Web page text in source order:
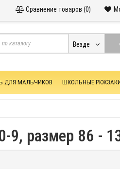
Сравнение товаров (0)
Везде
ДЛЯ МАЛЬЧИКОВ ШКОЛЬНЫЕ
9, размер 86 -